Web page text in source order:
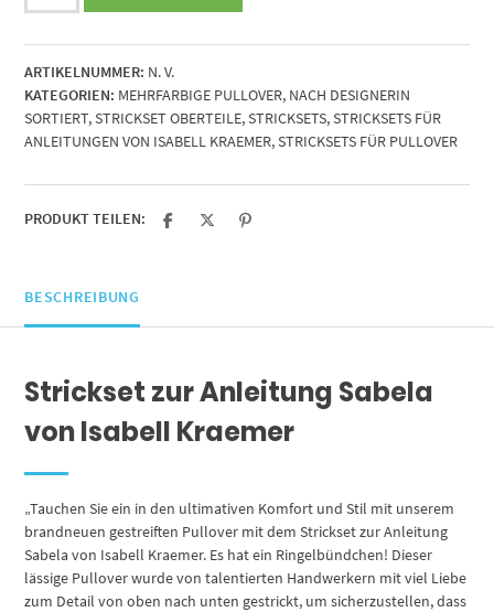
Sabela
von
Isabell
Kraemer
Menge
ARTIKELNUMMER: N. V.
KATEGORIEN: MEHRFARBIGE PULLOVER, NACH DESIGNERIN
SORTIERT,STRICKSET OBERTEILE,STRICKSETS,STRICKSETS FÜR
ANLEITUNGEN VON ISABELL KRAEMER,STRICKSETS FÜR PULLOVER
PRODUKT TEILEN:
BESCHREIBUNG
Strickset zur Anleitung Sabela
von Isabell Kraemer
„Tauchen Sie ein in den ultimativen Komfort und Stil mit unserem
brandneuen gestreiften Pullover mit dem Strickset zur Anleitung
Sabela von Isabell Kraemer. Es hat ein Ringelbündchen! Dieser
lässige Pullover wurde von talentierten Handwerkern mit viel Liebe
zum Detail von oben nach unten gestrickt, um sicherzustellen, dass